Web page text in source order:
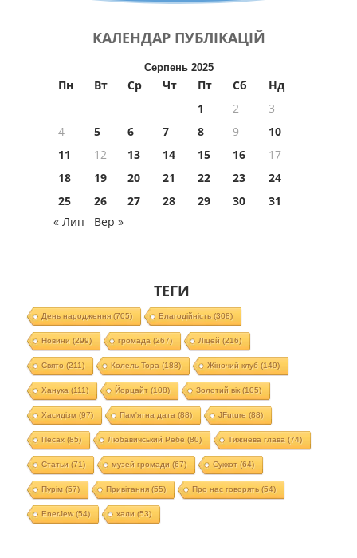
КАЛЕНДАР ПУБЛІКАЦІЙ
Серпень 2025
Пн Вт Ср Чт Пт Сб
Нд
1
2
3
4
5 6 7 8 9
10
11
12 13 14 15 16
17
18
19 20 21 22 23
24
25
26 27 28 29 30
31
« Лип
Вер »
ТЕГИ
День народження(705) Благодійність (308)
Новини (299) громада (267) Ліцей (216)
Свято (211) Колель Тора (188) Жіночий клуб (149)
Ханука (111) Йорцайт (108) Золотий вік(105)
Хасидізм (97) Пам'ятна дата (88) JFuture (88)
Песах(85) Любавичський Ребе (80) Тижнева глава (74)
Статьи (71) музей громади (67) Суккот (64)
Пурім (57) Привітання(55) Про нас говорять (54)
EnerJew(54) хали (53)